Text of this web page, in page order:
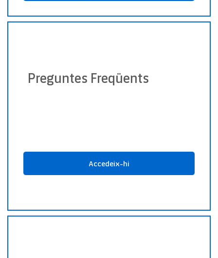
Preguntes Freqüents